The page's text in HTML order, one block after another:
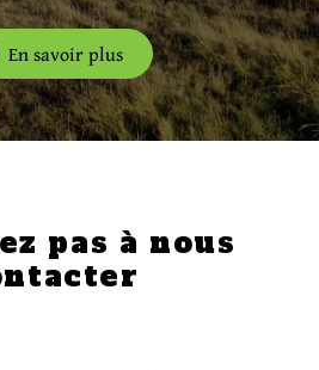
En savoir plus
pas à nous